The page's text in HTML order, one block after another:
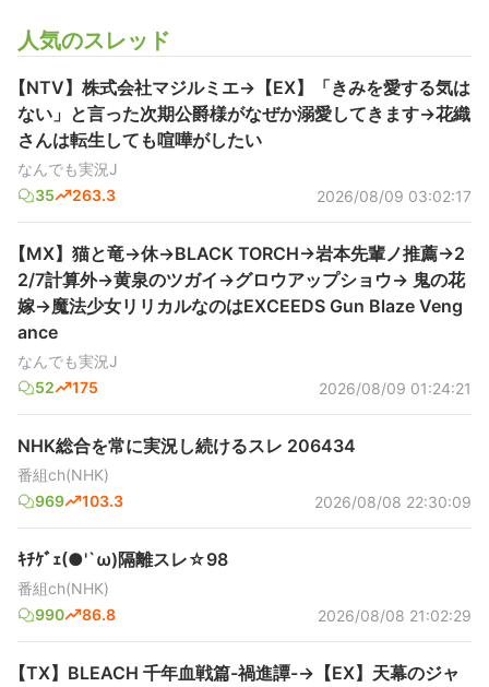
人気のスレッド
【NTV】株式会社マジルミエ→【EX】「きみを愛する気は
ない」と言った次期公爵様がなぜか溺愛してきます→花織
さんは転生しても喧嘩がしたい
なんでも実況J
35
263.3 2026/08/09 03:02:17
【MX】猫と竜→休→BLACK TORCH→岩本先輩ノ推薦→2
2/7計算外→黄泉のツガイ→グロウアップショウ→ 鬼の花
嫁→魔法少女リリカルなのはEXCEEDS Gun Blaze Veng
ance
なんでも実況J
52
175 2026/08/09 01:24:21
NHK総合を常に実況し続けるスレ 206434
番組ch(NHK)
969
103.3 2026/08/08 22:30:09
ｷﾁｹﾞｪ(●'`ω)隔離スレ☆98
番組ch(NHK)
990
86.8 2026/08/08 21:02:29
【TX】BLEACH 千年血戦篇-禍進譚-→【EX】天幕のジャ